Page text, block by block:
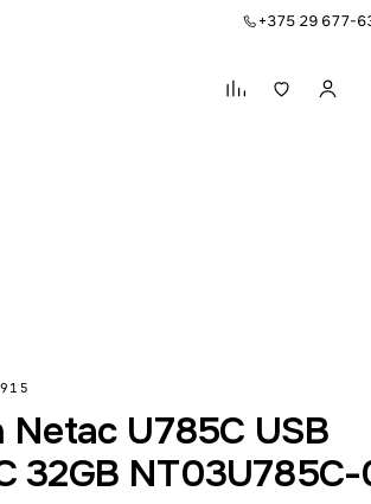
+375 29 677-
Netac U785C USB
32GB